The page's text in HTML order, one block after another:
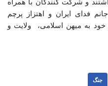
و شرکت کنندگان با همراه
فدای ایران و اهتزاز پرچم
به میهن اسلامی، ولایت و
جنگ